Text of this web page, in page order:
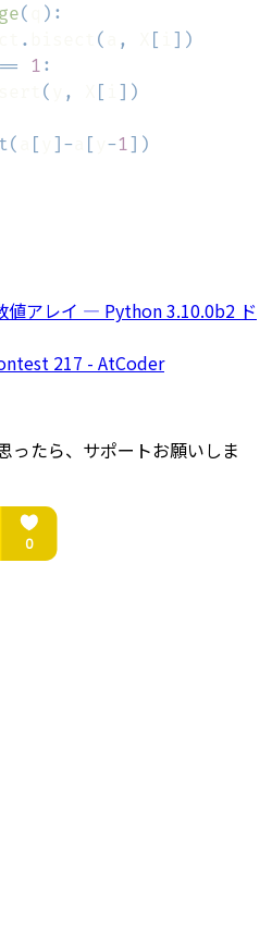
( ) :
. ( , [ ] )
== 1 :
( , [ ] )
( [ ] - [ -1] )
値アレイ — Python 3.10.0b2 ド
217 - AtCoder
ったら、サポートお願いしま